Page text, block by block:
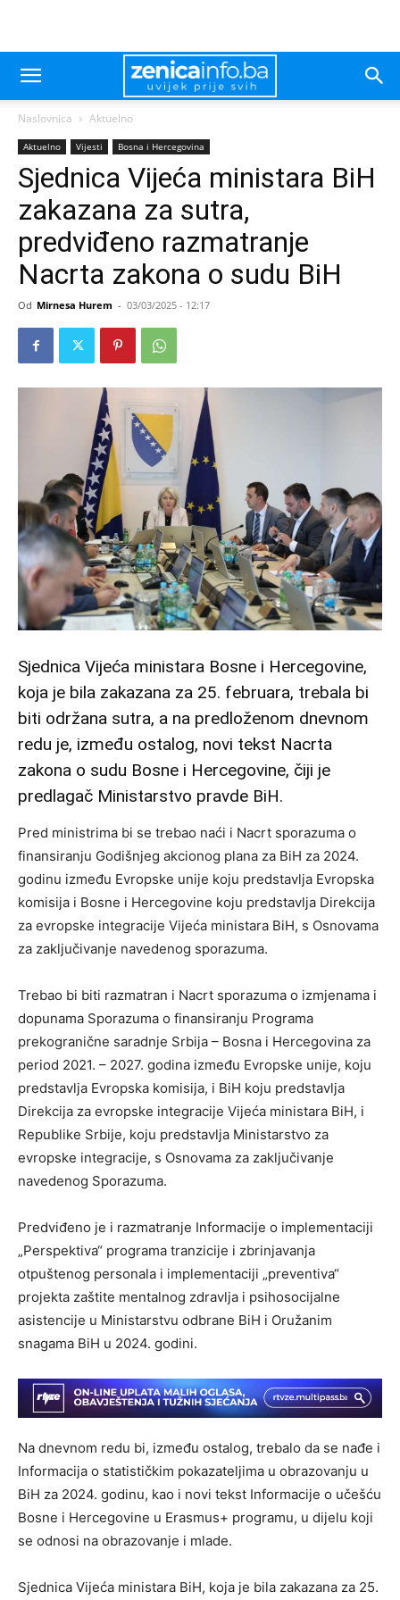
Naslovnica Aktuelno
Aktuelno Vijesti Bosna i Hercegovina
Sjednica Vijeća ministara BiH
zakazana za sutra,
predviđeno razmatranje
Nacrta zakona o sudu BiH
Od Mirnesa Hurem - 03/03/2025 - 12:17
Sjednica Vijeća ministara Bosne i Hercegovine,
koja je bila zakazana za 25. februara, trebala bi
biti održana sutra, a na predloženom dnevnom
redu je, između ostalog, novi tekst Nacrta
zakona o sudu Bosne i Hercegovine, čiji je
predlagač Ministarstvo pravde BiH.
Pred ministrima bi se trebao naći i Nacrt sporazuma o
finansiranju Godišnjeg akcionog plana za BiH za 2024.
godinu između Evropske unije koju predstavlja Evropska
komisija i Bosne i Hercegovine koju predstavlja Direkcija
za evropske integracije Vijeća ministara BiH, s Osnovama
za zaključivanje navedenog sporazuma.
Trebao bi biti razmatran i Nacrt sporazuma o izmjenama i
dopunama Sporazuma o finansiranju Programa
prekogranične saradnje Srbija – Bosna i Hercegovina za
period 2021. – 2027. godina između Evropske unije, koju
predstavlja Evropska komisija, i BiH koju predstavlja
Direkcija za evropske integracije Vijeća ministara BiH, i
Republike Srbije, koju predstavlja Ministarstvo za
evropske integracije, s Osnovama za zaključivanje
navedenog Sporazuma.
Predviđeno je i razmatranje Informacije o implementaciji
„Perspektiva“ programa tranzicije i zbrinjavanja
otpuštenog personala i implementaciji „preventiva“
projekta zaštite mentalnog zdravlja i psihosocijalne
asistencije u Ministarstvu odbrane BiH i Oružanim
snagama BiH u 2024. godini.
Na dnevnom redu bi, između ostalog, trebalo da se nađe i
Informacija o statističkim pokazateljima u obrazovanju u
BiH za 2024. godinu, kao i novi tekst Informacije o učešću
Bosne i Hercegovine u Erasmus+ programu, u dijelu koji
se odnosi na obrazovanje i mlade.
Sjednica Vijeća ministara BiH, koja je bila zakazana za 25.